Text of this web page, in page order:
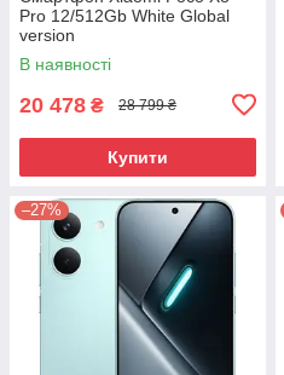
Pro 12/512Gb White Global
version
В наявності
20 478 ₴ 28 799 ₴
Купити
–27%